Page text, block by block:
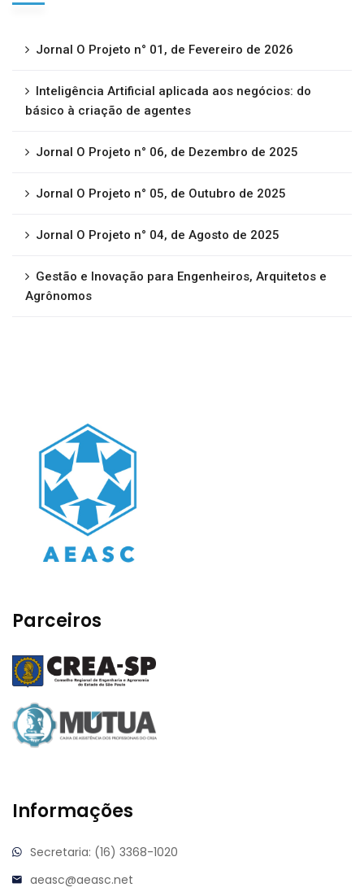
Jornal O Projeto n° 01, de Fevereiro de 2026
Inteligência Artificial aplicada aos negócios: do
básico à criação de agentes
Jornal O Projeto n° 06, de Dezembro de 2025
Jornal O Projeto n° 05, de Outubro de 2025
Jornal O Projeto n° 04, de Agosto de 2025
Gestão e Inovação para Engenheiros, Arquitetos e
Agrônomos
Parceiros
Informações
Secretaria: (16) 3368-1020
aeasc@aeasc.net